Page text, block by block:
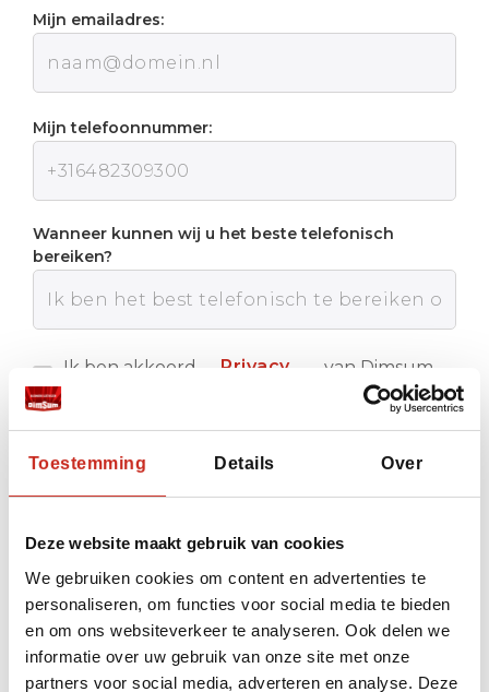
Toestemming Details Over
Deze website maakt gebruik van cookies
We gebruiken cookies om content en advertenties te
personaliseren, om functies voor social media te bieden
en om ons websiteverkeer te analyseren. Ook delen we
informatie over uw gebruik van onze site met onze
partners voor social media, adverteren en analyse. Deze
Mijn emailadres:
Mijn telefoonnummer:
Wanneer kunnen wij u het beste telefonisch
bereiken?
Ik ben akkoord
Privacy
van Dimsum
Reizen
Verstuur